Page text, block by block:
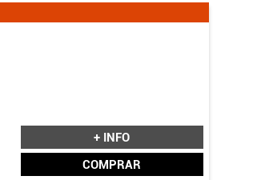
+ INFO
COMPRAR